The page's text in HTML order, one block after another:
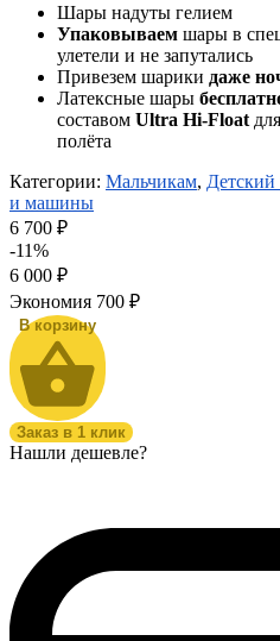
Шары надуты гелием
Упаковываем шары в
улетели и не запутались
Привезем шарики даже
Латексные шары
составом Ultra Hi-Float
полёта
Категории: Мальчикам, Детский
и машины
6 700 ₽
-11%
6 000 ₽
Экономия 700 ₽
Заказ в 1 клик
Нашли дешевле?